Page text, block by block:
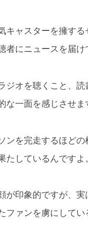
キャスターを擁す
者にニュースを届け
ジオを聴くこと、
な一面を感じさせま
ンを完走するほど
たしているんですよ
が印象的ですが、
ファンを虜にしてい